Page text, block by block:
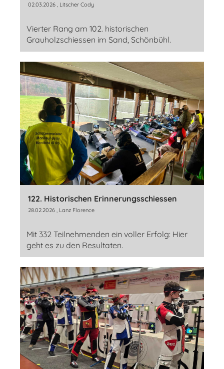
02.03.2026 , Litscher Cody
Vierter Rang am 102. historischen
Grauholzschiessen im Sand, Schönbühl.
122. Historischen Erinnerungsschiessen
28.02.2026 , Lanz Florence
Mit 332 Teilnehmenden ein voller Erfolg: Hier
geht es zu den Resultaten.